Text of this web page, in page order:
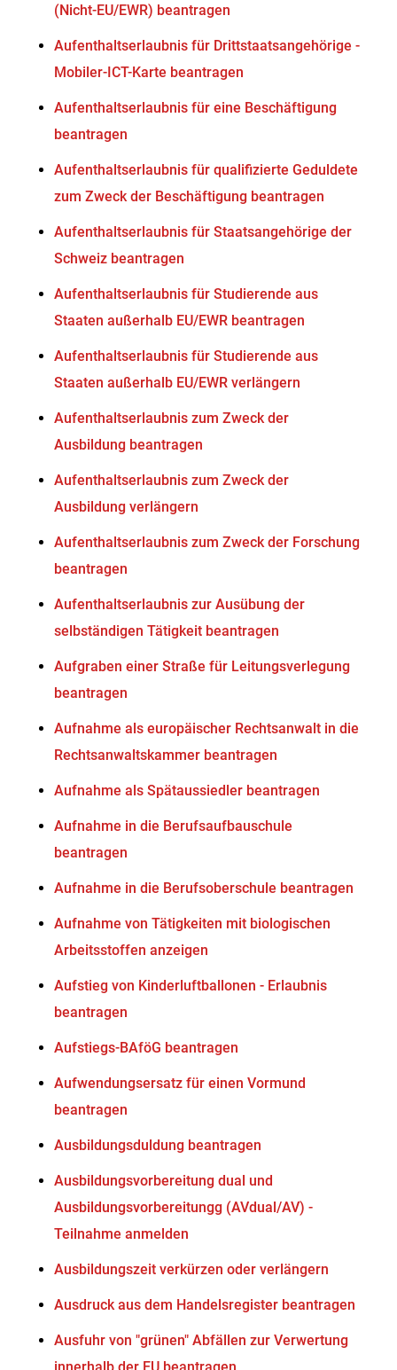
(Nicht-EU/EWR) beantragen
Aufenthaltserlaubnis für Drittstaatsangehörige -
Mobiler-ICT-Karte beantragen
Aufenthaltserlaubnis für eine Beschäftigung
beantragen
Aufenthaltserlaubnis für qualifizierte Geduldete
zum Zweck der Beschäftigung beantragen
Aufenthaltserlaubnis für Staatsangehörige der
Schweiz beantragen
Aufenthaltserlaubnis für Studierende aus
Staaten außerhalb EU/EWR beantragen
Aufenthaltserlaubnis für Studierende aus
Staaten außerhalb EU/EWR verlängern
Aufenthaltserlaubnis zum Zweck der
Ausbildung beantragen
Aufenthaltserlaubnis zum Zweck der
Ausbildung verlängern
Aufenthaltserlaubnis zum Zweck der Forschung
beantragen
Aufenthaltserlaubnis zur Ausübung der
selbständigen Tätigkeit beantragen
Aufgraben einer Straße für Leitungsverlegung
beantragen
Aufnahme als europäischer Rechtsanwalt in die
Rechtsanwaltskammer beantragen
Aufnahme als Spätaussiedler beantragen
Aufnahme in die Berufsaufbauschule
beantragen
Aufnahme in die Berufsoberschule beantragen
Aufnahme von Tätigkeiten mit biologischen
Arbeitsstoffen anzeigen
Aufstieg von Kinderluftballonen - Erlaubnis
beantragen
Aufstiegs-BAföG beantragen
Aufwendungsersatz für einen Vormund
beantragen
Ausbildungsduldung beantragen
Ausbildungsvorbereitung dual und
Ausbildungsvorbereitungg (AVdual/AV) -
Teilnahme anmelden
Ausbildungszeit verkürzen oder verlängern
Ausdruck aus dem Handelsregister beantragen
Ausfuhr von "grünen" Abfällen zur Verwertung